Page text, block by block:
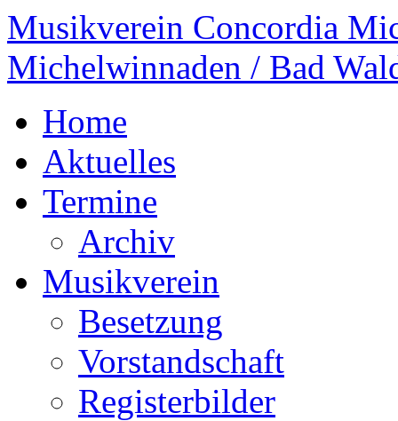
Musikverein Concordia
Michelwinnaden / Bad
Home
Aktuelles
Termine
Archiv
Musikverein
Besetzung
Vorstandschaft
Registerbilder